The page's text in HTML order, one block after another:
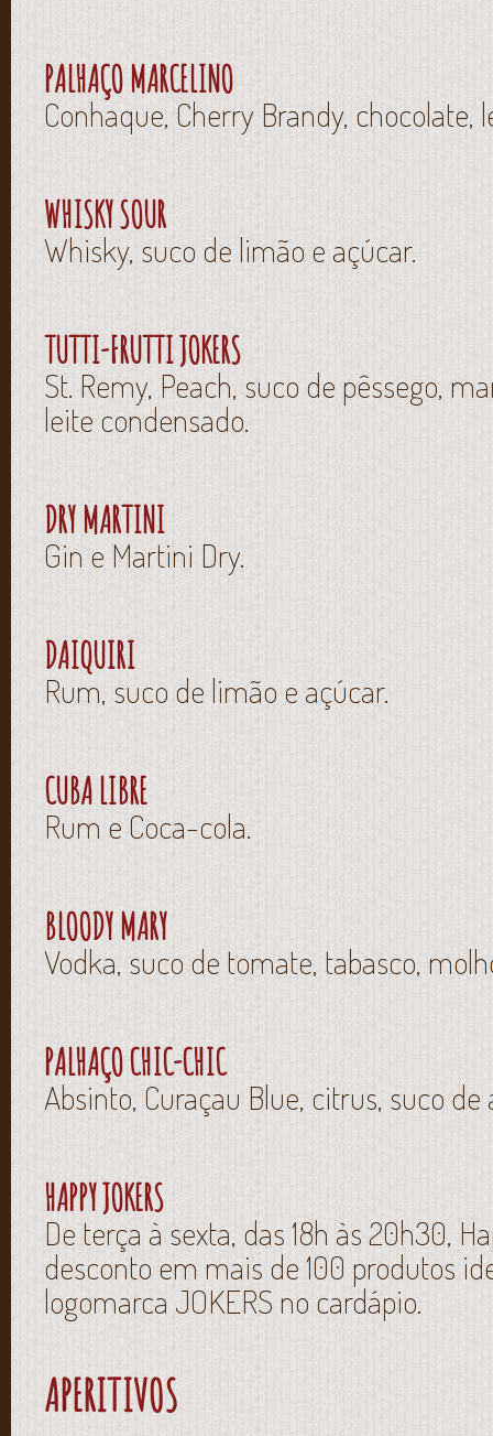
PALHAÇO MARCELINO
Conhaque, Cherry Brandy,
WHISKY SOUR
Whisky, suco de limão e açúcar.
TUTTI-FRUTTI JOKERS
St. Remy, Peach, suco de pêssego,
leite condensado.
DRY MARTINI
Gin e Martini Dry.
DAIQUIRI
Rum, suco de limão e açúcar.
CUBA LIBRE
Rum e Coca-cola.
BLOODY MARY
Vodka, suco de tomate, tabasco,
PALHAÇO CHIC-CHIC
Absinto, Curaçau Blue, citrus, suco
HAPPY JOKERS
De terça à sexta, das 18h às 20h30,
desconto em mais de 100 produtos
logomarca JOKERS no cardápio.
APERITIVOS